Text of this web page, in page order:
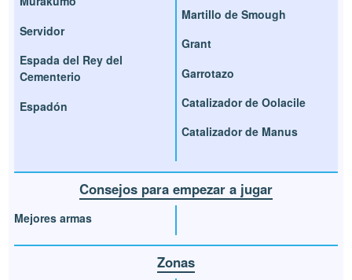
Servidor
Espada del Rey del
Cementerio
Espadón
Martillo de Smough
Grant
Garrotazo
Catalizador de Oolacile
Catalizador de Manus
Consejos para empezar a jugar
Mejores armas
Zonas